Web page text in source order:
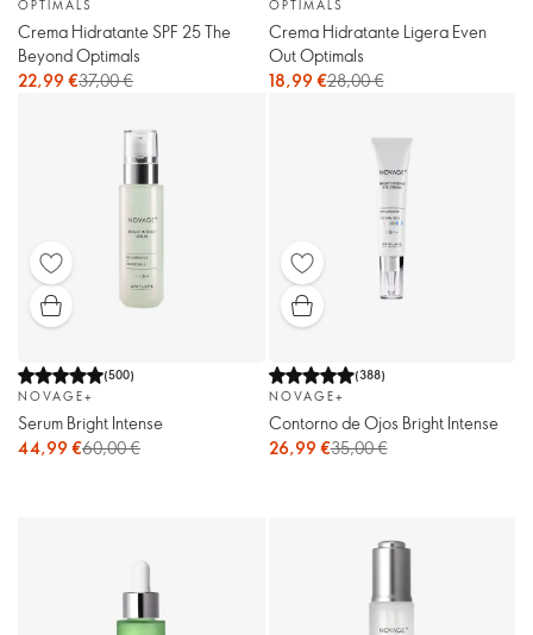
OPTIMALS
Crema Hidratante SPF 25 The
Beyond Optimals
22,99 €37,00 €
OPTIMALS
Crema Hidratante Ligera Even
Out Optimals
18,99 €28,00 €
(500)
NOVAGE+
Serum Bright Intense
44,99 €60,00 €
(388)
NOVAGE+
Contorno de Ojos Bright Intense
26,99 €35,00 €